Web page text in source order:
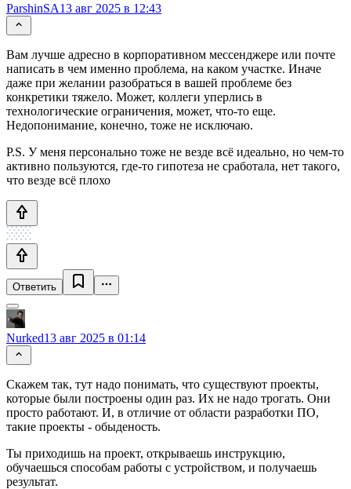
ParshinSA13 авг 2025 в 12:43
Вам лучше адресно в корпоративном мессенджере или почте
написать в чем именно проблема, на каком участке. Иначе
даже при желании разобраться в вашей проблеме без
конкретики тяжело. Может, коллеги уперлись в
технологические ограничения, может, что-то еще.
Недопонимание, конечно, тоже не исключаю.
P.S. У меня персонально тоже не везде всё идеально, но чем-то
активно пользуются, где-то гипотеза не сработала, нет такого,
что везде всё плохо
Ответить
Nurked13 авг 2025 в 01:14
Скажем так, тут надо понимать, что существуют проекты,
которые были построены один раз. Их не надо трогать. Они
просто работают. И, в отличие от области разработки ПО,
такие проекты - обыденость.
Ты приходишь на проект, открываешь инструкцию,
обучаешься способам работы с устройством, и получаешь
результат.